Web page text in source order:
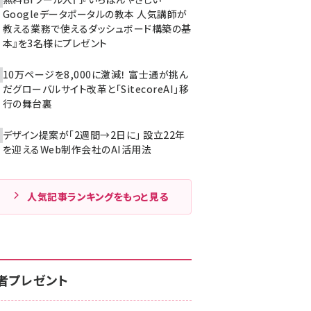
Googleデータポータルの教本 人気講師が
教える業務で使えるダッシュボード構築の基
本』を3名様にプレゼント
10万ページを8,000に激減！ 富士通が挑ん
だグローバルサイト改革と「SitecoreAI」移
行の舞台裏
デザイン提案が「2週間→2日に」 設立22年
を迎えるWeb制作会社のAI活用法
人気記事ランキングをもっと見る
プレゼント